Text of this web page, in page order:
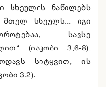
სხეულის ნაწილებს
სხეულს... იგი
სავსე
(იაკობი 3,6-8),
სიტყვით, ის
3.2).